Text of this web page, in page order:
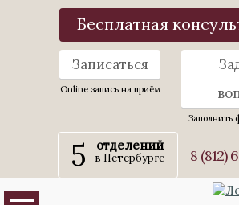
Бесплатная
Записаться
Online запись на приём
Заполнить
5 отделений
в Петербурге 8 (812)